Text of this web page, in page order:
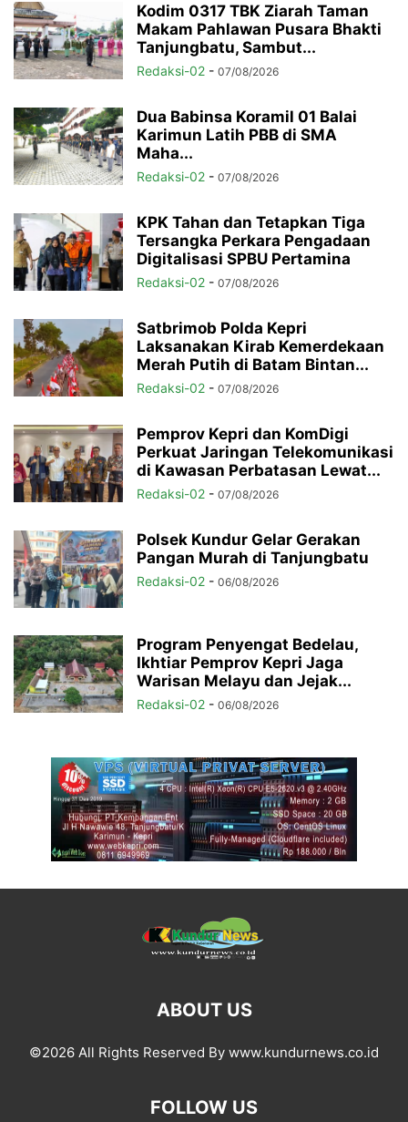
Kodim 0317 TBK Ziarah Taman
Makam Pahlawan Pusara Bhakti
Tanjungbatu, Sambut...
Redaksi-02 - 07/08/2026
Dua Babinsa Koramil 01 Balai
Karimun Latih PBB di SMA
Maha...
Redaksi-02 - 07/08/2026
KPK Tahan dan Tetapkan Tiga
Tersangka Perkara Pengadaan
Digitalisasi SPBU Pertamina
Redaksi-02 - 07/08/2026
Satbrimob Polda Kepri
Laksanakan Kirab Kemerdekaan
Merah Putih di Batam Bintan...
Redaksi-02 - 07/08/2026
Pemprov Kepri dan KomDigi
Perkuat Jaringan Telekomunikasi
di Kawasan Perbatasan Lewat...
Redaksi-02 - 07/08/2026
Polsek Kundur Gelar Gerakan
Pangan Murah di Tanjungbatu
Redaksi-02 - 06/08/2026
Program Penyengat Bedelau,
Ikhtiar Pemprov Kepri Jaga
Warisan Melayu dan Jejak...
Redaksi-02 - 06/08/2026
ABOUT US
©2026 All Rights Reserved By www.kundurnews.co.id
FOLLOW US